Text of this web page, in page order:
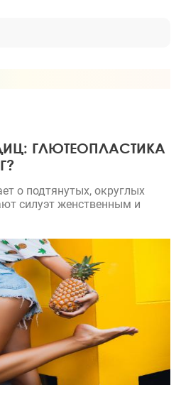
ГЛЮТЕОПЛАСТИКА
о подтянутых, округлых
силуэт женственным и